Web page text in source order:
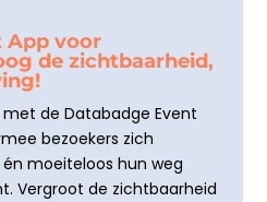
App voor
de zichtbaarheid,
de Databadge Event
bezoekers zich
moeiteloos hun weg
Vergroot de zichtbaarheid